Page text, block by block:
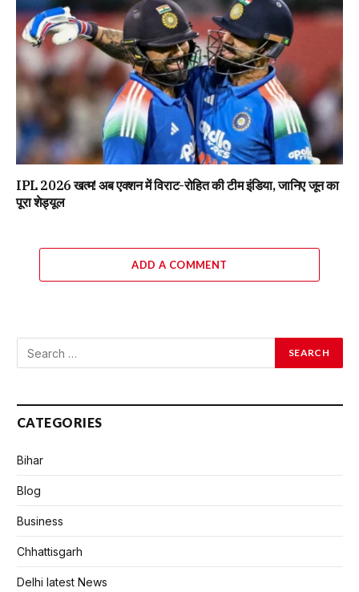
IPL 2026 खत्म! अब एक्शन में विराट-रोहित की टीम इंडिया, जानिए जून का
पूरा शेड्यूल
ADD A COMMENT
CATEGORIES
Bihar
Blog
Business
Chhattisgarh
Delhi latest News